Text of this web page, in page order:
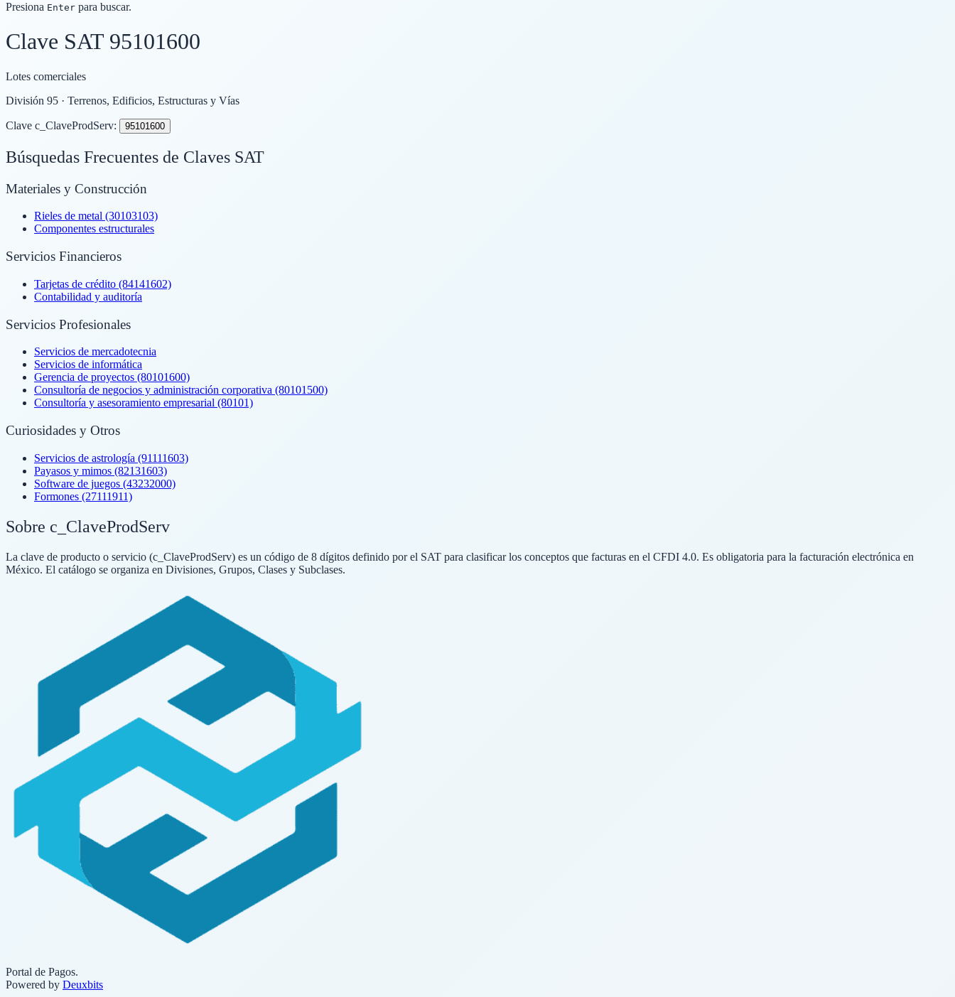
Presiona Enter para buscar.
Clave SAT 95101600
Lotes comerciales
División 95 · Terrenos, Edificios, Estructuras y Vías
Clave c_ClaveProdServ: 95101600
Búsquedas Frecuentes de Claves SAT
Materiales y Construcción
Rieles de metal (30103103)
Componentes estructurales
Servicios Financieros
Tarjetas de crédito (84141602)
Contabilidad y auditoría
Servicios Profesionales
Servicios de mercadotecnia
Servicios de informática
Gerencia de proyectos (80101600)
Consultoría de negocios y administración corporativa (80101500)
Consultoría y asesoramiento empresarial (80101)
Curiosidades y Otros
Servicios de astrología (91111603)
Payasos y mimos (82131603)
Software de juegos (43232000)
Formones (27111911)
Sobre c_ClaveProdServ
La clave de producto o servicio (c_ClaveProdServ) es un código de 8 dígitos definido por el SAT para clasificar los conceptos que facturas en el CFDI 4.0. Es obligatoria para la facturación electrónica en
México. El catálogo se organiza en Divisiones, Grupos, Clases y Subclases.
Portal de Pagos.
Powered by Deuxbits